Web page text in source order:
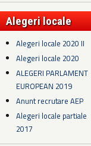
Alegeri locale
Alegeri locale 2020 II
Alegeri locale 2020
ALEGERI PARLAMENT
EUROPEAN 2019
Anunt recrutare AEP
Alegeri locale partiale
2017